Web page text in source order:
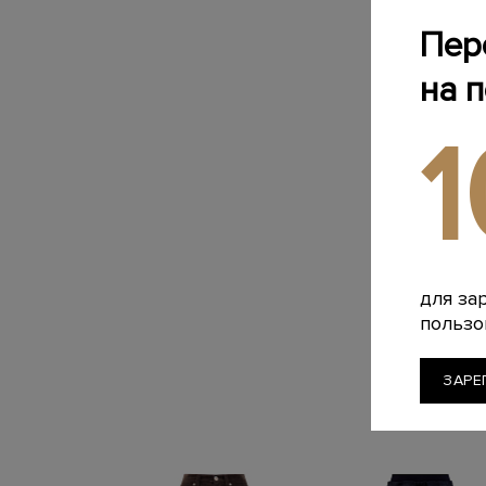
на
для